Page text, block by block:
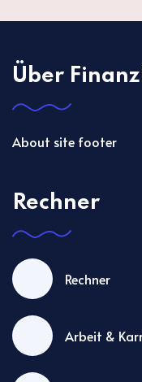
Über
About site footer
Rechner
Rechner
Arbeit &